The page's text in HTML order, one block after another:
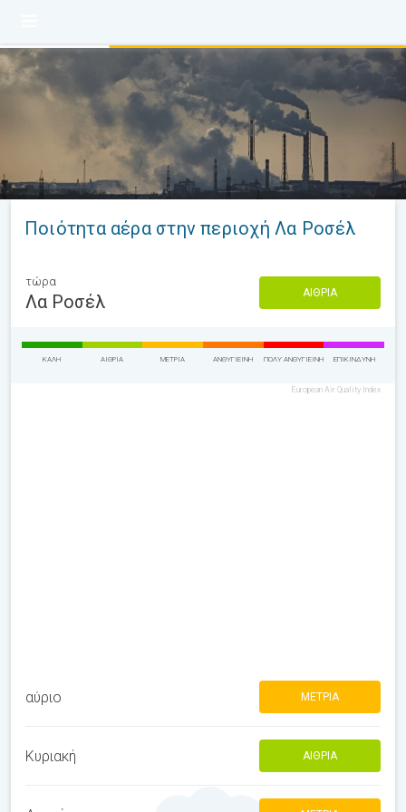
Ποιότητα αέρα στην περιοχή Λα Ροσέλ
τώρα
Λα Ροσέλ ΑΊΘΡΙΑ
ΚΑΛΉ ΑΊΘΡΙΑ ΜΈΤΡΙΑ ΑΝΘΥΓΙΕΙΝΉ ΠΟΛΎ ΑΝΘΥΓΙΕΙΝΉ ΕΠΙΚΊΝΔΥΝΗ
European Air Quality Index
αύριο ΜΈΤΡΙΑ
Κυριακή ΑΊΘΡΙΑ